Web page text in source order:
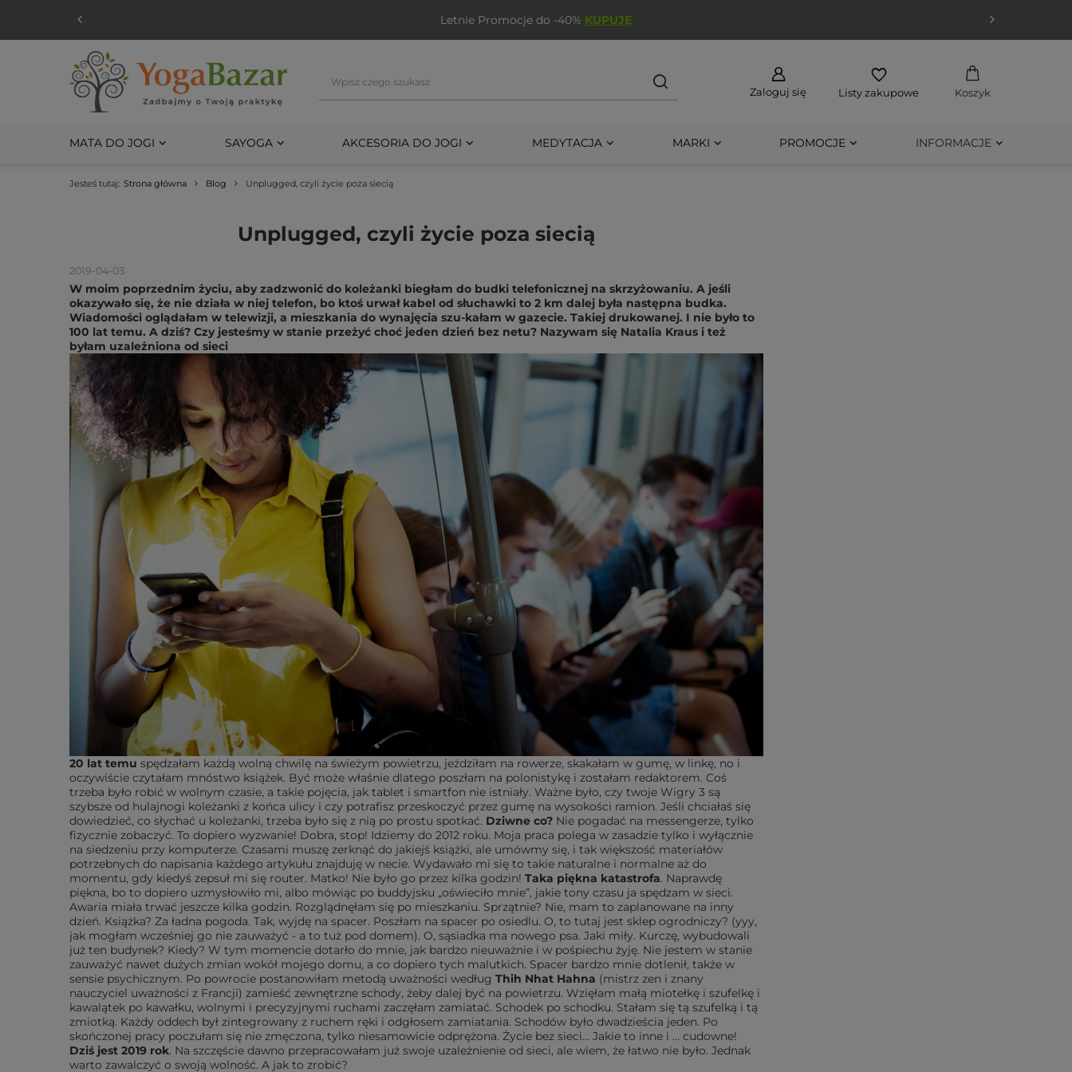
Letnie Promocje do -40% KUPUJĘ
Zaloguj się Listy zakupowe Koszyk
MATA DO JOGI SAYOGA AKCESORIA DO JOGI MEDYTACJA MARKI PROMOCJE INFORMACJE
Jesteś tutaj: Strona główna Blog Unplugged, czyli życie poza siecią
Unplugged, czyli życie poza siecią
2019-04-03
W moim poprzednim życiu, aby zadzwonić do koleżanki biegłam do budki telefonicznej na skrzyżowaniu. A jeśli
okazywało się, że nie działa w niej telefon, bo ktoś urwał kabel od słuchawki to 2 km dalej była następna budka.
Wiadomości oglądałam w telewizji, a mieszkania do wynajęcia szu-kałam w gazecie. Takiej drukowanej. I nie było to
100 lat temu. A dziś? Czy jesteśmy w stanie przeżyć choć jeden dzień bez netu? Nazywam się Natalia Kraus i też
byłam uzależniona od sieci
20 lat temu spędzałam każdą wolną chwilę na świeżym powietrzu, jeździłam na rowerze, skakałam w gumę, w linkę, no i
oczywiście czytałam mnóstwo książek. Być może właśnie dlatego poszłam na polonistykę i zostałam redaktorem. Coś
trzeba było robić w wolnym czasie, a takie pojęcia, jak tablet i smartfon nie istniały. Ważne było, czy twoje Wigry 3 są
szybsze od hulajnogi koleżanki z końca ulicy i czy potrafisz przeskoczyć przez gumę na wysokości ramion. Jeśli chciałaś się
dowiedzieć, co słychać u koleżanki, trzeba było się z nią po prostu spotkać. Dziwne co? Nie pogadać na messengerze, tylko
fizycznie zobaczyć. To dopiero wyzwanie! Dobra, stop! Idziemy do 2012 roku. Moja praca polega w zasadzie tylko i wyłącznie
na siedzeniu przy komputerze. Czasami muszę zerknąć do jakiejś książki, ale umówmy się, i tak większość materiałów
potrzebnych do napisania każdego artykułu znajduję w necie. Wydawało mi się to takie naturalne i normalne aż do
momentu, gdy kiedyś zepsuł mi się router. Matko! Nie było go przez kilka godzin! Taka piękna katastrofa. Naprawdę
piękna, bo to dopiero uzmysłowiło mi, albo mówiąc po buddyjsku „oświeciło mnie”, jakie tony czasu ja spędzam w sieci.
Awaria miała trwać jeszcze kilka godzin. Rozglądnęłam się po mieszkaniu. Sprzątnie? Nie, mam to zaplanowane na inny
dzień. Książka? Za ładna pogoda. Tak, wyjdę na spacer. Poszłam na spacer po osiedlu. O, to tutaj jest sklep ogrodniczy? (yyy,
jak mogłam wcześniej go nie zauważyć - a to tuż pod domem). O, sąsiadka ma nowego psa. Jaki miły. Kurczę, wybudowali
już ten budynek? Kiedy? W tym momencie dotarło do mnie, jak bardzo nieuważnie i w pośpiechu żyję. Nie jestem w stanie
zauważyć nawet dużych zmian wokół mojego domu, a co dopiero tych malutkich. Spacer bardzo mnie dotlenił, także w
sensie psychicznym. Po powrocie postanowiłam metodą uważności według Thih Nhat Hahna (mistrz zen i znany
nauczyciel uważności z Francji) zamieść zewnętrzne schody, żeby dalej być na powietrzu. Wzięłam małą miotełkę i szufelkę i
kawalątek po kawałku, wolnymi i precyzyjnymi ruchami zaczęłam zamiatać. Schodek po schodku. Stałam się tą szufelką i tą
zmiotką. Każdy oddech był zintegrowany z ruchem ręki i odgłosem zamiatania. Schodów było dwadzieścia jeden. Po
skończonej pracy poczułam się nie zmęczona, tylko niesamowicie odprężona. Życie bez sieci… Jakie to inne i … cudowne!
Dziś jest 2019 rok. Na szczęście dawno przepracowałam już swoje uzależnienie od sieci, ale wiem, że łatwo nie było. Jednak
warto zawalczyć o swoją wolność. A jak to zrobić?